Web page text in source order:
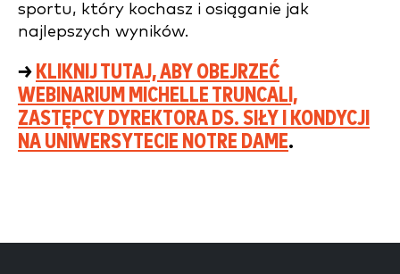
sportu, który kochasz i osiąganie jak
najlepszych wyników.
→ KLIKNIJ TUTAJ, ABY OBEJRZEĆ
WEBINARIUM MICHELLE TRUNCALI,
ZASTĘPCY DYREKTORA DS. SIŁY I KONDYCJI
NA UNIWERSYTECIE NOTRE DAME.